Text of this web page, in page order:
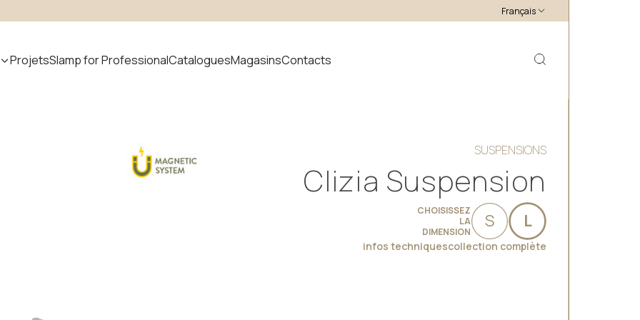
Français
Nouveautés
ProjetsSlamp for ProfessionalCataloguesMagasinsContacts
un produit SUSPENSIONS
Clizia Suspension
CHOISISSEZ
LA
DIMENSION
S L
infos techniquescollection complète